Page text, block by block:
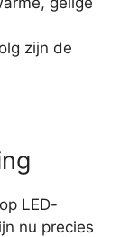
zijn de
LED-
nu precies